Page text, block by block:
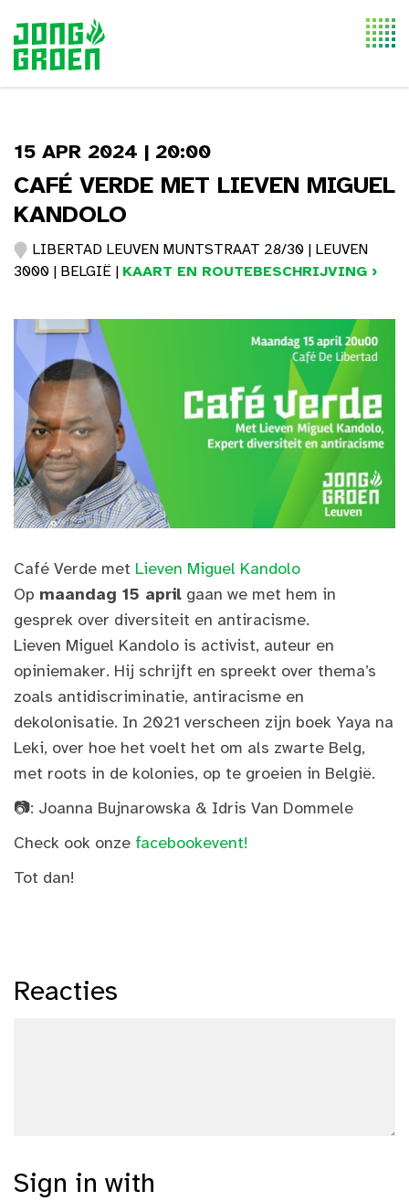
15 APR 2024 | 20:00
CAFÉ VERDE MET LIEVEN MIGUEL
KANDOLO
LIBERTAD LEUVEN MUNTSTRAAT 28/30 | LEUVEN
3000 | BELGIË | KAART EN ROUTEBESCHRIJVING ›
Café Verde met Lieven Miguel Kandolo
Op maandag 15 april gaan we met hem in
gesprek over diversiteit en antiracisme.
Lieven Miguel Kandolo is activist, auteur en
opiniemaker. Hij schrijft en spreekt over thema’s
zoals antidiscriminatie, antiracisme en
dekolonisatie. In 2021 verscheen zijn boek Yaya na
Leki, over hoe het voelt het om als zwarte Belg,
met roots in de kolonies, op te groeien in België.
📷: Joanna Bujnarowska & Idris Van Dommele
Check ook onze facebookevent!
Tot dan!
Reacties
Sign in with